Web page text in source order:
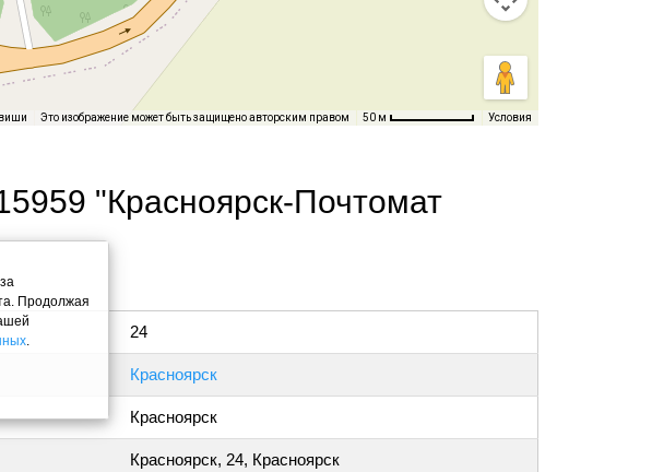
Это изображение может быть защищено авторским правом 50 м Условия
"Красноярск-Почтомат
24
Красноярск
Красноярск
Красноярск, 24, Красноярск
Продолжая